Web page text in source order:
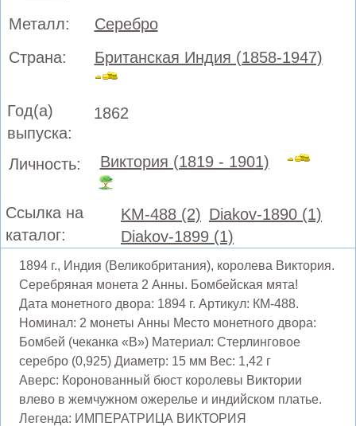
Металл:
Серебро
Страна:
Британская Индия (1858-1947)
Год(а)
выпуска:
1862
Личность: Виктория (1819 - 1901)
Ссылка на
каталог:
KM-488 (2) Diakov-1890 (1)
Diakov-1899 (1)
1894 г., Индия (Великобритания), королева Виктория.
Серебряная монета 2 Анны. Бомбейская мята!
Дата монетного двора: 1894 г. Артикул: КМ-488.
Номинал: 2 монеты Анны Место монетного двора:
Бомбей (чеканка «B») Материал: Стерлинговое
серебро (0,925) Диаметр: 15 мм Вес: 1,42 г
Аверс: Коронованный бюст королевы Виктории
влево в жемчужном ожерелье и индийском платье.
Легенда: ИМПЕРАТРИЦА ВИКТОРИЯ